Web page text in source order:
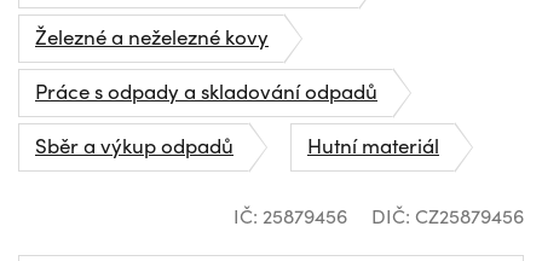
Železné a neželezné kovy
Práce s odpady a skladování odpadů
Sběr a výkup odpadů
Hutní materiál
IČ: 25879456 DIČ: CZ25879456